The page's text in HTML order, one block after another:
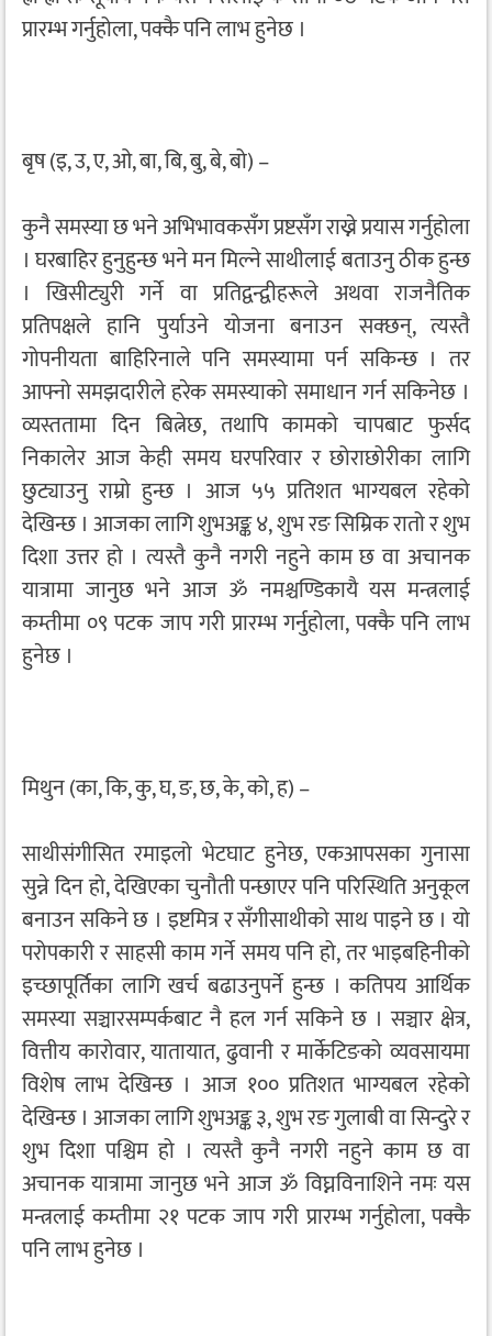
प्रारम्भ गर्नुहोला, पक्कै पनि लाभ हुनेछ ।
बृष (इ, उ, ए, ओ, बा, बि, बु, बे, बो) –
कुनै समस्या छ भने अभिभावकसँग प्रष्टसँग राख्ने प्रयास गर्नुहोला
। घरबाहिर हुनुहुन्छ भने मन मिल्ने साथीलाई बताउनु ठीक हुन्छ
। खिसीट्युरी गर्ने वा प्रतिद्वन्द्वीहरूले अथवा राजनैतिक
प्रतिपक्षले हानि पुर्याउने योजना बनाउन सक्छन्, त्यस्तै
गोपनीयता बाहिरिनाले पनि समस्यामा पर्न सकिन्छ । तर
आफ्नो समझदारीले हरेक समस्याको समाधान गर्न सकिनेछ ।
व्यस्ततामा दिन बित्नेछ, तथापि कामको चापबाट फुर्सद
निकालेर आज केही समय घरपरिवार र छोराछोरीका लागि
छुट्याउनु राम्रो हुन्छ । आज ५५ प्रतिशत भाग्यबल रहेको
देखिन्छ । आजका लागि शुभअङ्क ४, शुभ रङ सिम्रिक रातो र शुभ
दिशा उत्तर हो । त्यस्तै कुनै नगरी नहुने काम छ वा अचानक
यात्रामा जानुछ भने आज ॐ नमश्चण्डिकायै यस मन्त्रलाई
कम्तीमा ०९ पटक जाप गरी प्रारम्भ गर्नुहोला, पक्कै पनि लाभ
हुनेछ ।
मिथुन (का, कि, कु, घ, ङ, छ, के, को, ह) –
साथीसंगीसित रमाइलो भेटघाट हुनेछ, एकआपसका गुनासा
सुन्ने दिन हो, देखिएका चुनौती पन्छाएर पनि परिस्थिति अनुकूल
बनाउन सकिने छ । इष्टमित्र र सँगीसाथीको साथ पाइने छ । यो
परोपकारी र साहसी काम गर्ने समय पनि हो, तर भाइबहिनीको
इच्छापूर्तिका लागि खर्च बढाउनुपर्ने हुन्छ । कतिपय आर्थिक
समस्या सञ्चारसम्पर्कबाट नै हल गर्न सकिने छ । सञ्चार क्षेत्र,
वित्तीय कारोवार, यातायात, ढुवानी र मार्केटिङको व्यवसायमा
विशेष लाभ देखिन्छ । आज १०० प्रतिशत भाग्यबल रहेको
देखिन्छ । आजका लागि शुभअङ्क ३, शुभ रङ गुलाबी वा सिन्दुरे र
शुभ दिशा पश्चिम हो । त्यस्तै कुनै नगरी नहुने काम छ वा
अचानक यात्रामा जानुछ भने आज ॐ विघ्नविनाशिने नमः यस
मन्त्रलाई कम्तीमा २१ पटक जाप गरी प्रारम्भ गर्नुहोला, पक्कै
पनि लाभ हुनेछ ।